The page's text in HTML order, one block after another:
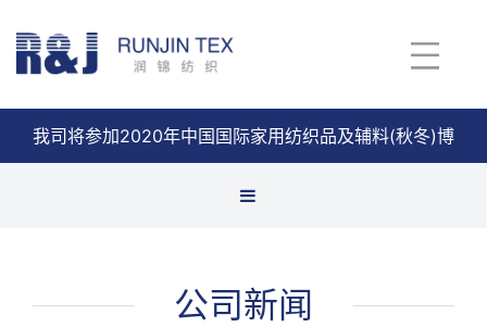
我司将参加2020年中国国际家用纺织品及辅料(秋冬)博
查看详情
公司新闻